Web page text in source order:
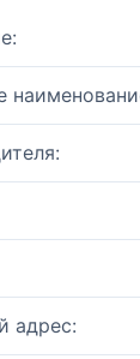
адрес: